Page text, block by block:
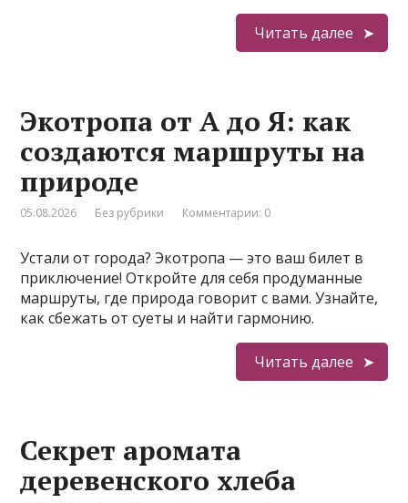
Читать далее
Экотропа от А до Я: как
создаются маршруты на
природе
05.08.2026 Без рубрики Комментарии: 0
Устали от города? Экотропа — это ваш билет в
приключение! Откройте для себя продуманные
маршруты, где природа говорит с вами. Узнайте,
как сбежать от суеты и найти гармонию.
Читать далее
Секрет аромата
деревенского хлеба